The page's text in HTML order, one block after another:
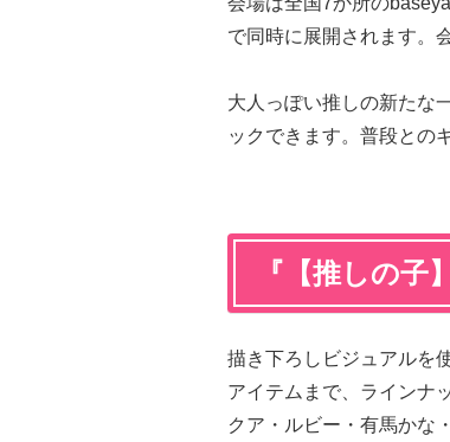
で同時に展開されます。
大人っぽい推しの新たな
ックできます。普段との
『【推しの子
描き下ろしビジュアルを
アイテムまで、ラインナ
クア・ルビー・有馬かな